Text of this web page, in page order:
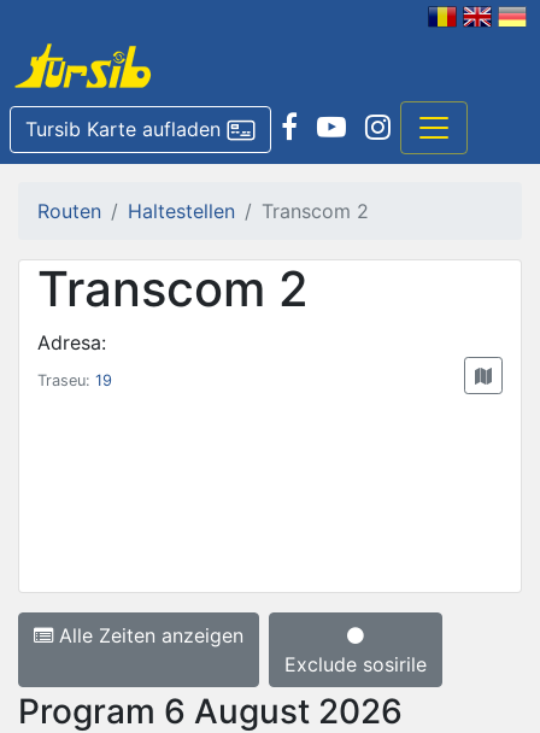
Tursib Karte aufladen
Routen Haltestellen Transcom 2
Transcom 2
Adresa:
Traseu: 19
Alle Zeiten anzeigen
Exclude sosirile
Program 6 August 2026